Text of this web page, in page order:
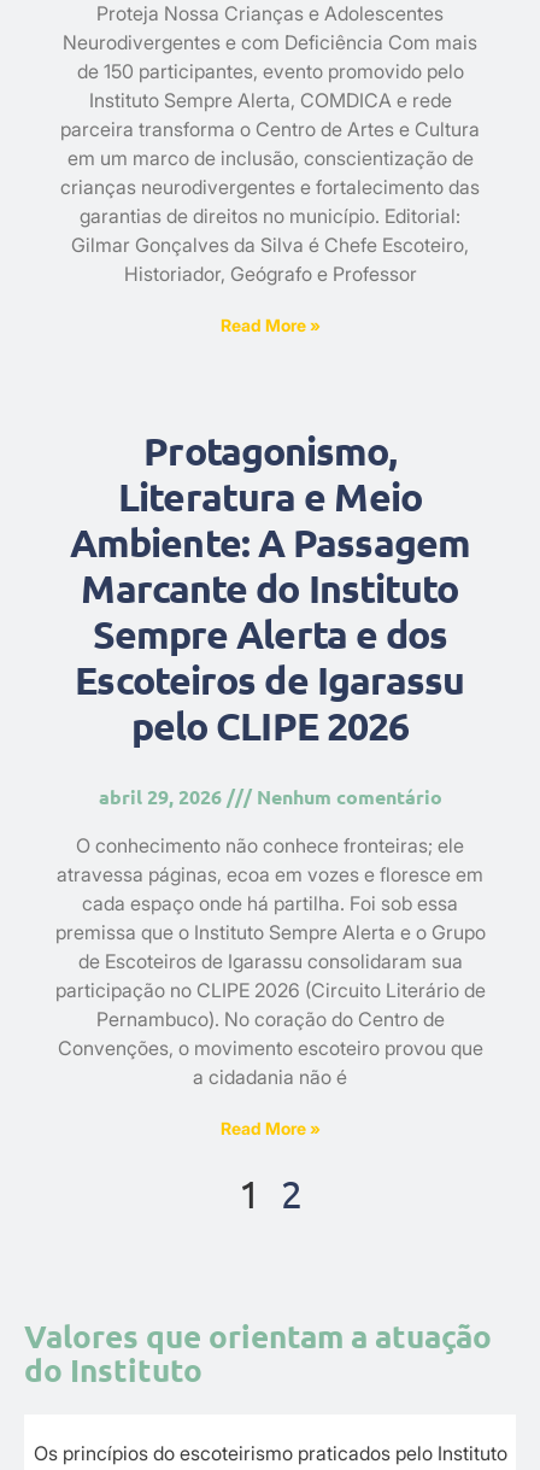
Valores que orientam a atuação
do Instituto
Os princípios do escoteirismo praticados pelo Instituto
Proteja Nossa Crianças e Adolescentes
Neurodivergentes e com Deficiência Com mais
de 150 participantes, evento promovido pelo
Instituto Sempre Alerta, COMDICA e rede
parceira transforma o Centro de Artes e Cultura
em um marco de inclusão, conscientização de
crianças neurodivergentes e fortalecimento das
garantias de direitos no município. Editorial:
Gilmar Gonçalves da Silva é Chefe Escoteiro,
Historiador, Geógrafo e Professor
Read More »
Protagonismo,
Literatura e Meio
Ambiente: A Passagem
Marcante do Instituto
Sempre Alerta e dos
Escoteiros de Igarassu
pelo CLIPE 2026
abril 29, 2026 Nenhum comentário
​O conhecimento não conhece fronteiras; ele
atravessa páginas, ecoa em vozes e floresce em
cada espaço onde há partilha. Foi sob essa
premissa que o Instituto Sempre Alerta e o Grupo
de Escoteiros de Igarassu consolidaram sua
participação no CLIPE 2026 (Circuito Literário de
Pernambuco). No coração do Centro de
Convenções, o movimento escoteiro provou que
a cidadania não é
Read More »
1 2